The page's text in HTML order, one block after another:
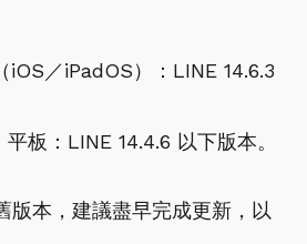
iOS／iPadOS）：LINE 14.6.3
板：LINE 14.4.6 以下版本。
版本，建議盡早完成更新，以